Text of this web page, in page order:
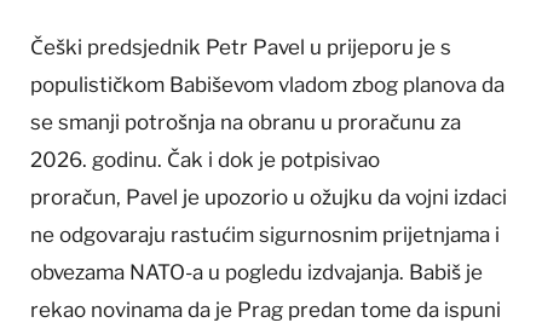
Češki predsjednik Petr Pavel u prijeporu je s
populističkom Babiševom vladom zbog planova da
se smanji potrošnja na obranu u proračunu za
2026. godinu. Čak i dok je potpisivao
proračun, Pavel je upozorio u ožujku da vojni izdaci
ne odgovaraju rastućim sigurnosnim prijetnjama i
obvezama NATO-a u pogledu izdvajanja. Babiš je
rekao novinama da je Prag predan tome da ispuni